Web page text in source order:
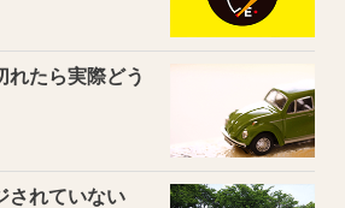
れたら実際どう
されていない